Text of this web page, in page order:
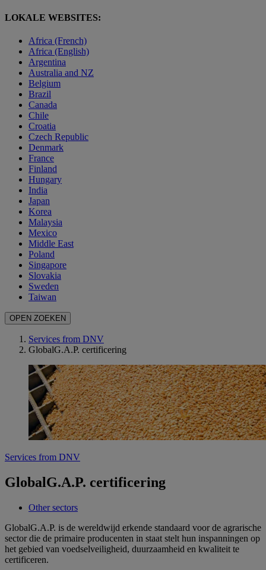
LOKALE WEBSITES:
Africa (French)
Africa (English)
Argentina
Australia and NZ
Belgium
Brazil
Canada
Chile
Croatia
Czech Republic
Denmark
France
Finland
Hungary
India
Japan
Korea
Malaysia
Mexico
Middle East
Poland
Singapore
Slovakia
Sweden
Taiwan
OPEN ZOEKEN
Services from DNV
GlobalG.A.P. certificering
Services from DNV
GlobalG.A.P. certificering
Other sectors
GlobalG.A.P. is de wereldwijd erkende standaard voor de agrarische
sector die de primaire producenten in staat stelt hun inspanningen op
het gebied van voedselveiligheid, duurzaamheid en kwaliteit te
certificeren.